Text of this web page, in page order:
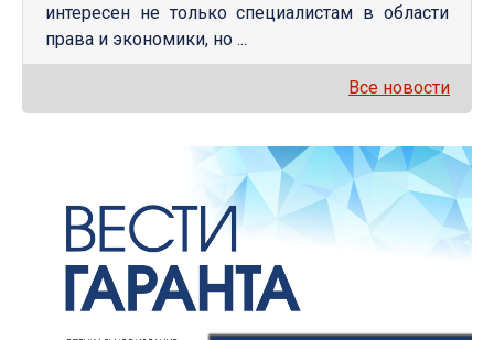
интересен не только специалистам в области
права и экономики, но ...
Все новости